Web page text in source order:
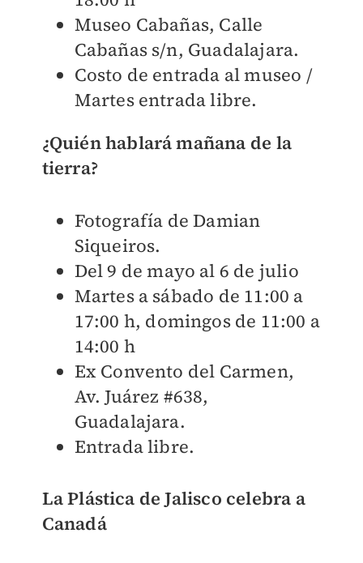
Museo Cabañas, Calle
Cabañas s/n, Guadalajara.
Costo de entrada al museo /
Martes entrada libre.
¿Quién hablará mañana de la
tierra?
Fotografía de Damian
Siqueiros.
Del 9 de mayo al 6 de julio
Martes a sábado de 11:00 a
17:00 h, domingos de 11:00 a
14:00 h
Ex Convento del Carmen,
Av. Juárez #638,
Guadalajara.
Entrada libre.
La Plástica de Jalisco celebra a
Canadá